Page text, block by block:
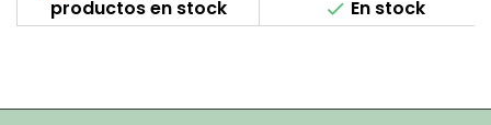
productos en stock  En stock